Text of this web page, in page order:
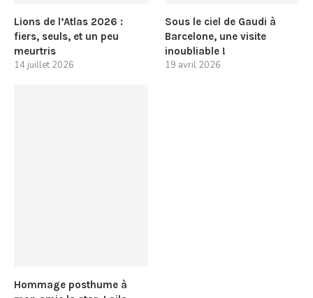
Lions de l’Atlas 2026 :
fiers, seuls, et un peu
meurtris
14 juillet 2026
Sous le ciel de Gaudi à
Barcelone, une visite
inoubliable !
19 avril 2026
Hommage posthume à